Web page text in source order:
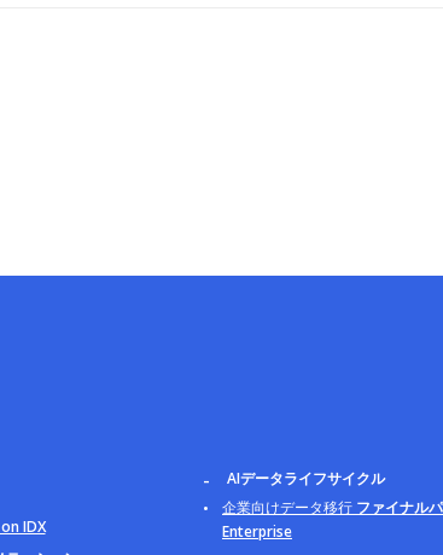
IDX
AIデータライフサイクル
企業向けデータ移行 ファイナル
Enterprise